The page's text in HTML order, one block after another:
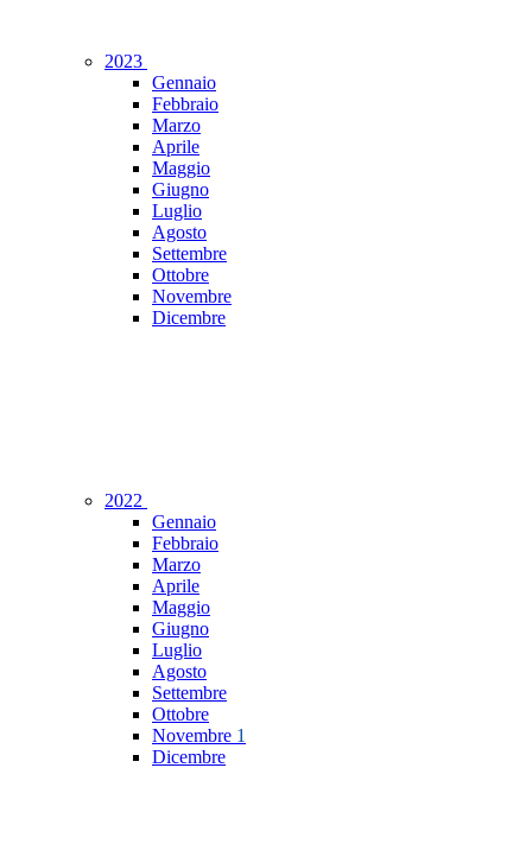
2023
Gennaio
Febbraio
Marzo
Aprile
Maggio
Giugno
Luglio
Agosto
Settembre
Ottobre
Novembre
Dicembre
2022
Gennaio
Febbraio
Marzo
Aprile
Maggio
Giugno
Luglio
Agosto
Settembre
Ottobre
Novembre 1
Dicembre